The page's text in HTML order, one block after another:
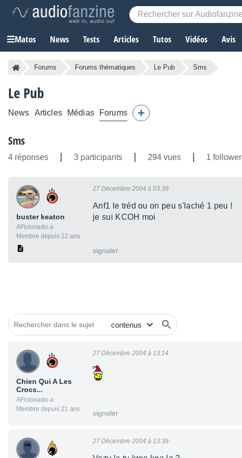
Matos News Tests Articles Tutos Vidéos Avis
Forums Forums thématiques Le Pub Sms
Le Pub
News Articles Médias Forums
Sms
4 réponses 3 participants 294 vues 1 follower
buster keaton
AFicionado·a
Membre depuis 22 ans
27 Décembre 2004 à 03:39
Anf1 le tréd ou on peu s'laché 1 peu !
je sui KCOH moi
signaler
Chien Qui A Les
Crocs...
AFicionado·a
Membre depuis 21 ans
27 Décembre 2004 à 13:14
signaler
27 Décembre 2004 à 13:39